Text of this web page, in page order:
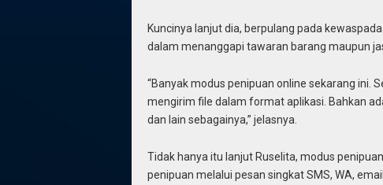
Kuncinya lanjut dia, berpulang pada
dalam menanggapi tawaran barang maupun
“Banyak modus penipuan online sekarang ini.
mengirim file dalam format aplikasi. Bahkan
dan lain sebagainya,” jelasnya.
Tidak hanya itu lanjut Ruselita, modus
penipuan melalui pesan singkat SMS, WA,